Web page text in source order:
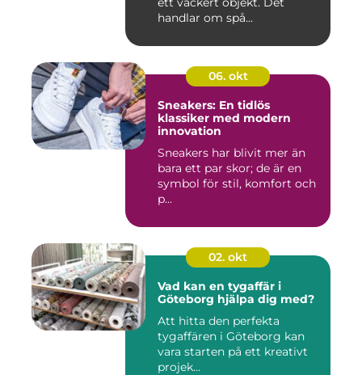
handlar om spå...
06. okt
Sneakers: En tidlös
klassiker med modern
innovation
Sneakers har blivit mer än
bara ett par skor; de är en
symbol för stil, komfort och
p...
02. okt
Vad kan en tygaffär i
Göteborg hjälpa dig med?
Att hitta den perfekta
tygaffären i Göteborg kan
vara starten på ett kreativt
projek...